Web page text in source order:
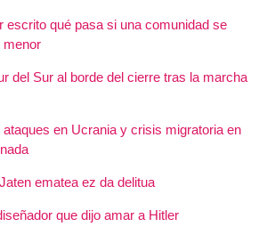
escrito qué pasa si una comunidad se
menor
del Sur al borde del cierre tras la marcha
ataques en Ucrania y crisis migratoria en
ematea ez da delitua
que dijo amar a Hitler